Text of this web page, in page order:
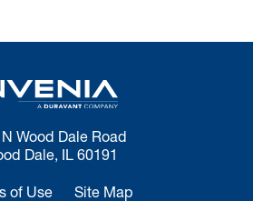
Wood Dale Road
Dale, IL 60191
of Use Site Map